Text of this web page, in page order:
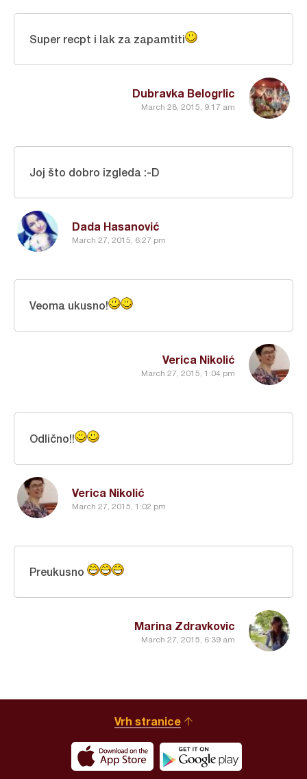
Dubravka Belogrlic
March 28, 2015, 9:17 am
Super recpt i lak za zapamtiti
Dada Hasanović
March 27, 2015, 6:27 pm
Joj što dobro izgleda :-D
Verica Nikolić
March 27, 2015, 1:04 pm
Veoma ukusno!
Verica Nikolić
March 27, 2015, 1:02 pm
Odlično!!
Marina Zdravkovic
March 27, 2015, 6:39 am
Preukusno
Vrh stranice